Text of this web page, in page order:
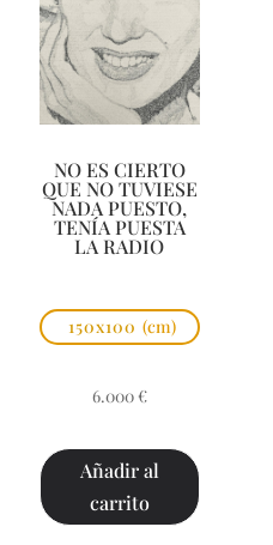
NO ES CIERTO
QUE NO TUVIESE
NADA PUESTO,
TENÍA PUESTA
LA RADIO
150x100 (cm)
6.000 €
Añadir al
carrito